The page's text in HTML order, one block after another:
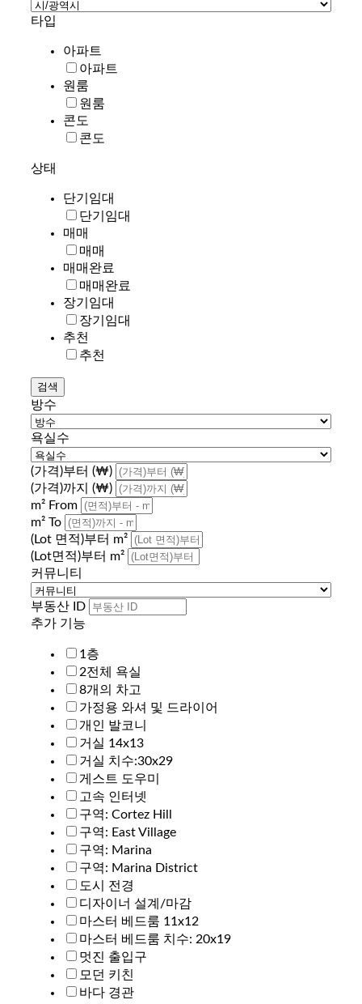
타입
아파트
아파트
원룸
원룸
콘도
콘도
상태
단기임대
단기임대
매매
매매
매매완료
매매완료
장기임대
장기임대
추천
추천
방수
욕실수
(가격)부터 (₩)
(가격)까지 (₩)
m² From
m² To
(Lot 면적)부터 m²
(Lot면적)부터 m²
커뮤니티
부동산 ID
추가 기능
1층
2전체 욕실
8개의 차고
가정용 와셔 및 드라이어
개인 발코니
거실 14x13
거실 치수:30x29
게스트 도우미
고속 인터넷
구역: Cortez Hill
구역: East Village
구역: Marina
구역: Marina District
도시 전경
디자이너 설계/마감
마스터 베드룸 11x12
마스터 베드룸 치수: 20x19
멋진 출입구
모던 키친
바다 경관